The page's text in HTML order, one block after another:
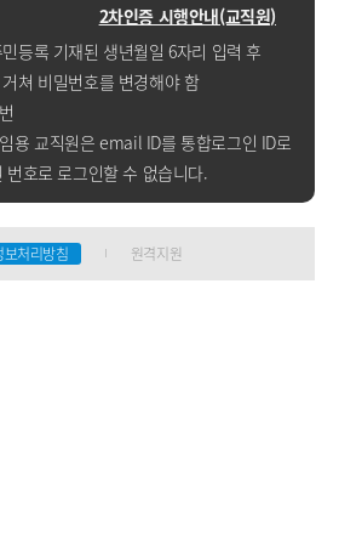
2차인증 시행안내(교직원)
등록 기재된 생년월일 6자리 입력 후
쳐 비밀번호를 변경해야 함
용 교직원은 email ID를 통합로그인 ID로
번호로 로그인할 수 없습니다.
보처리방침 원격지원